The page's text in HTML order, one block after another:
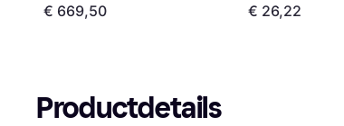
€ 669,50
€ 26,22
Productdetails